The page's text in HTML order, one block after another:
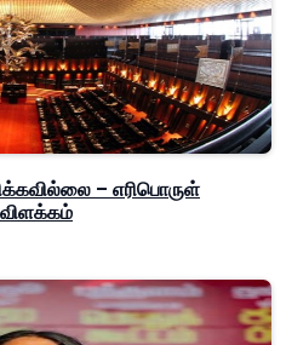
– எரிபொருள்
விளக்கம்